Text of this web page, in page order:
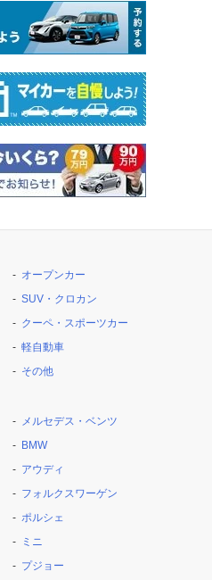
オープンカー
SUV・クロカン
クーペ・スポーツカー
軽自動車
その他
メルセデス・ベンツ
BMW
アウディ
フォルクスワーゲン
ポルシェ
ミニ
プジョー